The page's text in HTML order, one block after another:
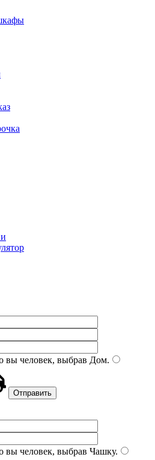
вы человек, выбрав Дом.
вы человек, выбрав Чашку.